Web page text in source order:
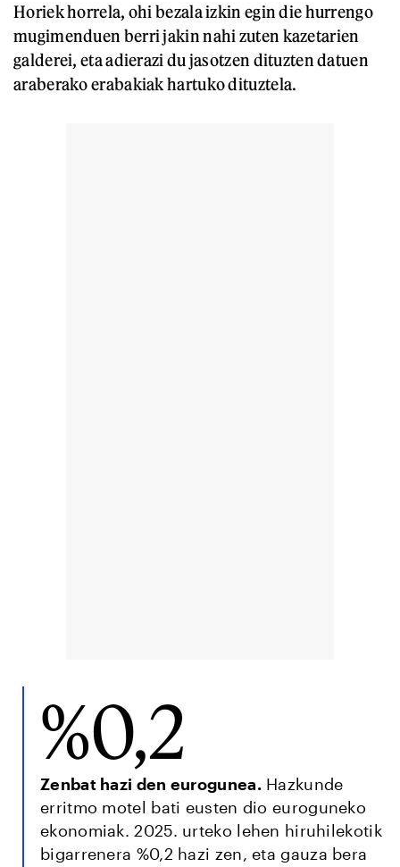
Horiek horrela, ohi bezala izkin egin die hurrengo
mugimenduen berri jakin nahi zuten kazetarien
galderei, eta adierazi du jasotzen dituzten datuen
araberako erabakiak hartuko dituztela.
%0,2
Zenbat hazi den eurogunea. Hazkunde
erritmo motel bati eusten dio euroguneko
ekonomiak. 2025. urteko lehen hiruhilekotik
bigarrenera %0,2 hazi zen, eta gauza bera